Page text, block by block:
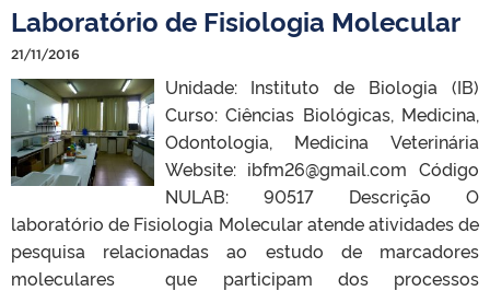
Laboratório de Fisiologia Molecular
21/11/2016
Unidade: Instituto de Biologia (IB)
Curso: Ciências Biológicas, Medicina,
Odontologia, Medicina Veterinária
Website: ibfm26@gmail.com Código
NULAB: 90517 Descrição O
laboratório de Fisiologia Molecular atende atividades de
pesquisa relacionadas ao estudo de marcadores
moleculares que participam dos processos